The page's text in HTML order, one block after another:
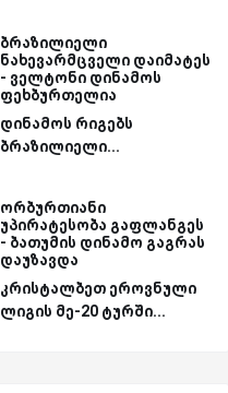
ბრაზილიელი
ნახევარმცველი დაიმატეს
- ველტონი დინამოს
ფეხბურთელია
დინამოს რიგებს
ბრაზილიელი...
ორბურთიანი
უპირატესობა გაფლანგეს
- ბათუმის დინამო გაგრას
დაუზავდა
კრისტალბეთ ეროვნული
ლიგის მე-20 ტურში...